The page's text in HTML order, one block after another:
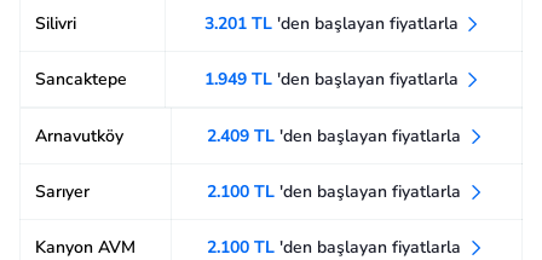
Silivri 3.201 TL 'den başlayan fiyatlarla
Sancaktepe 1.949 TL 'den başlayan fiyatlarla
Arnavutköy 2.409 TL'den başlayan fiyatlarla
Sarıyer 2.100 TL'den başlayan fiyatlarla
Kanyon AVM 2.100 TL'den başlayan fiyatlarla